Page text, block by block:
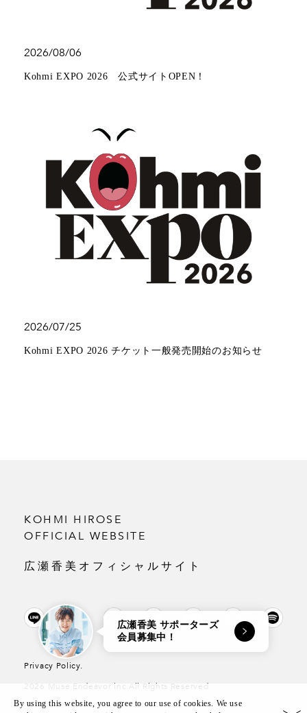
広瀬香美 サポーターズ
会員募集中！
2026/08/06
Kohmi EXPO 2026 公式サイトOPEN！
2026/07/25
Kohmi EXPO 2026 チケット一般発売開始のお知らせ
KOHMI HIROSE
OFFICIAL WEBSITE
広瀬香美オフィシャルサイト
Privacy Policy.
2026 Muse Endeavor inc.All Rights Reserved
By using this website, you agree to our use of cookies. We use